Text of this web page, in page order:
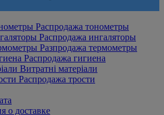
Распродажа тонометры
Распродажа ингаляторы
Разпродажа термометры
Распродажа гигиена
Витратні матеріали
Распродажа трости
о доставке